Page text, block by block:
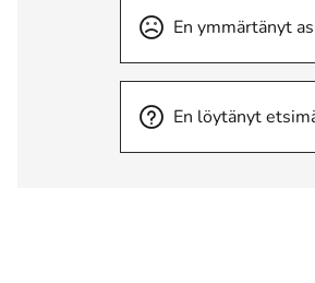
En ymmärtänyt
En löytänyt